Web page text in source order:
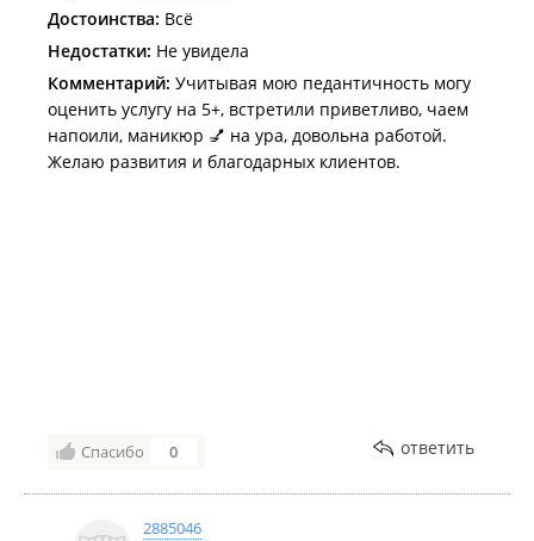
Достоинства: Всё
Недостатки: Не увидела
Комментарий: Учитывая мою педантичность могу
оценить услугу на 5+, встретили приветливо, чаем
напоили, маникюр 💅 на ура, довольна работой.
Желаю развития и благодарных клиентов.
Спасибо 0 ответить
2885046